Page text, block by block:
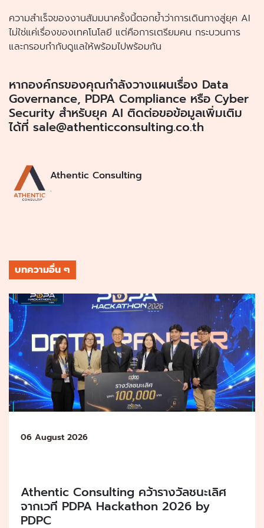
ความสำเร็จของงานสัมมนาครั้งนี้ตอกย้ำว่าการเดินทางสู่ยุค AI
ไม่ใช่แค่เรื่องของเทคโนโลยี แต่คือการเตรียมคน กระบวนการ
และกรอบกำกับดูแลให้พร้อมไปพร้อมกัน
หากองค์กรของคุณกำลังวางแผนเรื่อง Data
Governance, PDPA Compliance หรือ Cyber
Security สำหรับยุค AI ติดต่อขอข้อมูลเพิ่มเติม
ได้ที่ sale@athenticconsulting.co.th
Athentic Consulting
.
บทความอื่น ๆ
06 August 2026
Athentic Consulting คว้ารางวัลชนะเลิศ
จากเวที PDPA Hackathon 2026 by
PDPC